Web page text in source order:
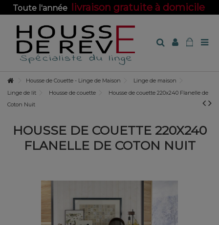
Toute l'année livraison gratuite à domicile
Housse de Couette - Linge de Maison
Linge de maison
Linge de lit
Housse de couette
Housse de couette 220x240 Flanelle de
Coton Nuit
HOUSSE DE COUETTE 220X240
FLANELLE DE COTON NUIT